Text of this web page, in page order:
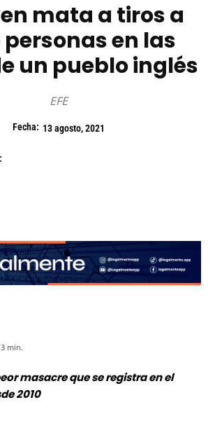
mata a tiros a
en las
un pueblo inglés
EFE
Fecha: 13 agosto, 2021
3 min.
masacre que se registra en el
2010